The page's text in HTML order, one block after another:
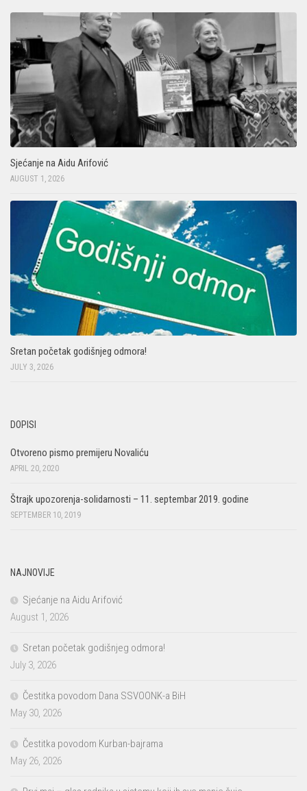
Sjećanje na Aidu Arifović
AUGUST 1, 2026
Sretan početak godišnjeg odmora!
JULY 3, 2026
DOPISI
Otvoreno pismo premijeru Novaliću
APRIL 20, 2020
Štrajk upozorenja-solidarnosti – 11. septembar 2019. godine
SEPTEMBER 10, 2019
NAJNOVIJE
Sjećanje na Aidu Arifović
August 1, 2026
Sretan početak godišnjeg odmora!
July 3, 2026
Čestitka povodom Dana SSVOONK-a BiH
May 30, 2026
Čestitka povodom Kurban-bajrama
May 26, 2026